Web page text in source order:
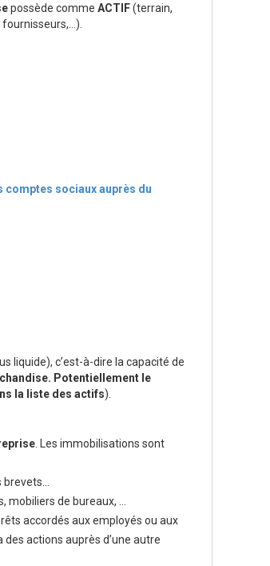
possède comme ACTIF(terrain,
comptes sociaux auprès du
liquide), c’est-à-dire la capacité de
Potentiellement le
la liste des actifs).
. Les immobilisations sont
de bureaux, …
accordés aux employés ou aux
des actions auprès d’une autre